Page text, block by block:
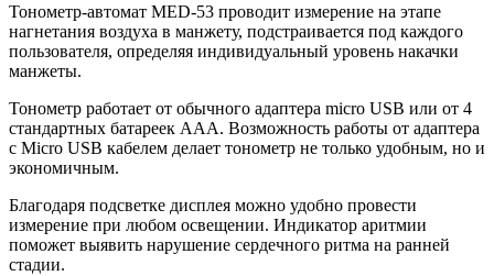
Тонометр-автомат MED-53 проводит измерение на этапе
нагнетания воздуха в манжету, подстраивается под каждого
пользователя, определяя индивидуальный уровень накачки
манжеты.
Тонометр работает от обычного адаптера micro USB или от 4
стандартных батареек ААА. Возможность работы от адаптера
с Micro USB кабелем делает тонометр не только удобным, но и
экономичным.
Благодаря подсветке дисплея можно удобно провести
измерение при любом освещении. Индикатор аритмии
поможет выявить нарушение сердечного ритма на ранней
стадии.